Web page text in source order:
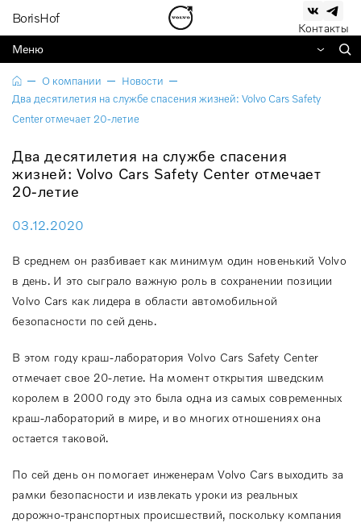
BorisHof
Контакты
Меню
О компании
Новости
Два десятилетия на службе спасения жизней: Volvo Cars Safety
Center отмечает 20-летие
Два десятилетия на службе спасения
жизней: Volvo Cars Safety Center отмечает
20-летие
03.12.2020
В среднем он разбивает как минимум один новенький Volvo
в день. И это сыграло важную роль в сохранении позиции
Volvo Cars как лидера в области автомобильной
безопасности по сей день.
В этом году краш-лаборатория Volvo Cars Safety Center
отмечает свое 20-летие. На момент открытия шведским
королем в 2000 году это была одна из самых современных
краш-лабораторий в мире, и во многих отношениях она
остается таковой.
По сей день он помогает инженерам Volvo Cars выходить за
рамки безопасности и извлекать уроки из реальных
дорожно-транспортных происшествий, поскольку компания